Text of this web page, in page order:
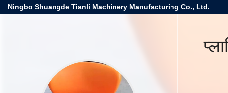
Ningbo Shuangde Tianli Machinery Manufacturing Co., Ltd.